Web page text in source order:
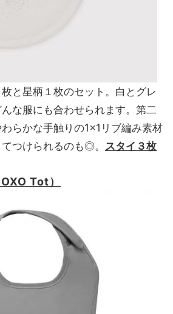
と星柄１枚のセット。白とグレ
な服にも合わせられます。第二
らかな手触りの1×1リブ編み素材
つけられるのも◎。 スタイ３枚
Tot）